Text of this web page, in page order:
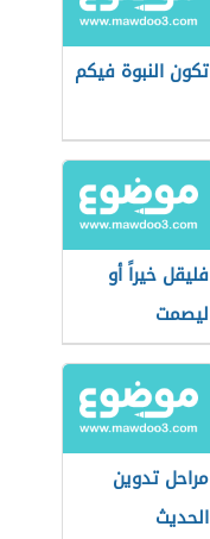
تكون النبوة فيكم
فليقل خيراً أو
ليصمت
مراحل تدوين
الحديث